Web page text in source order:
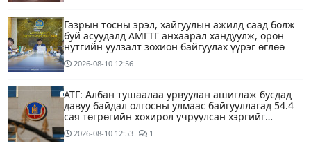
Газрын тосны эрэл, хайгуулын ажилд саад болж
буй асуудалд АМГТГ анхаарал хандуулж, орон
нутгийн уулзалт зохион байгуулах үүрэг өглөө
2026-08-10 12:56
АТГ: Албан тушаалаа урвуулан ашиглаж бусдад
давуу байдал олгосны улмаас байгууллагад 54.4
сая төгрөгийн хохирол учруулсан хэргийг
прокурорт шилжүүллээ
2026-08-10 12:53 1